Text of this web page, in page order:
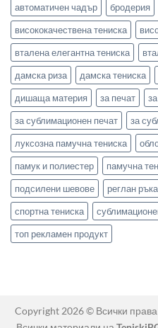
автоматичен чадър
бродерия
висококачествена тениска
вталена елегантна тениска
дамска риза
дамска тениска
дишаща материя
за печат
за сублимационен печат
за
луксозна памучна тениска
памук и полиестер
памучна
подсилени шевове
реглан
спортна тениска
топ рекламен продукт
Copyright 2026 © Всички